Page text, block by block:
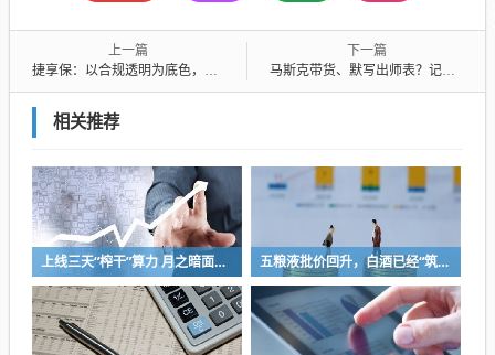
上一篇
捷享保：以合规透明为底色，守护每一份信任
下一篇
马斯克带货、默写出师表？记者实测Images 2.0：懂中文、会思考，AI要抢人类饭碗
相关推荐
上线三天“榨干”算力 月之暗面被Kimi K3“逼”着IPO 五粮液批价回升，白酒已经“筑底”？